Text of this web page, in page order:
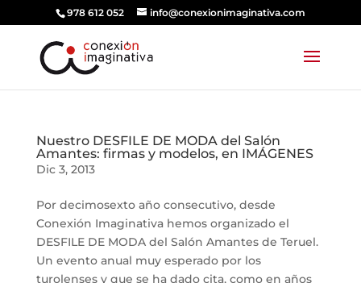
978 612 052 info@conexionimaginativa.com
Nuestro DESFILE DE MODA del Salón
Amantes: firmas y modelos, en IMÁGENES
Dic 3, 2013
Por decimosexto año consecutivo, desde
Conexión Imaginativa hemos organizado el
DESFILE DE MODA del Salón Amantes de Teruel.
Un evento anual muy esperado por los
turolenses y que se ha dado cita, como en años